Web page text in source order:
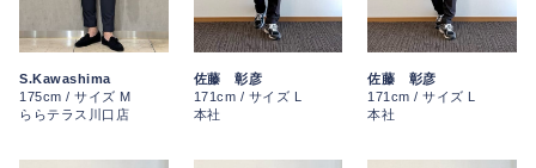
S.Kawashima
175cm / サイズ M
ららテラス川口店
佐藤 彰彦
171cm / サイズ L
本社
佐藤 彰彦
171cm / サイズ L
本社